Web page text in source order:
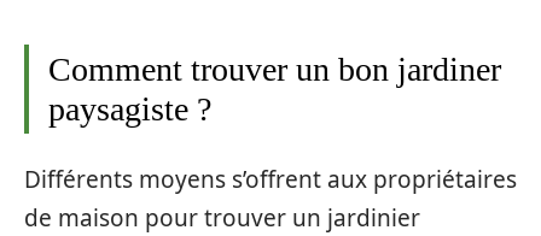
Comment trouver un bon jardiner
paysagiste ?
Différents moyens s’offrent aux propriétaires
de maison pour trouver un jardinier